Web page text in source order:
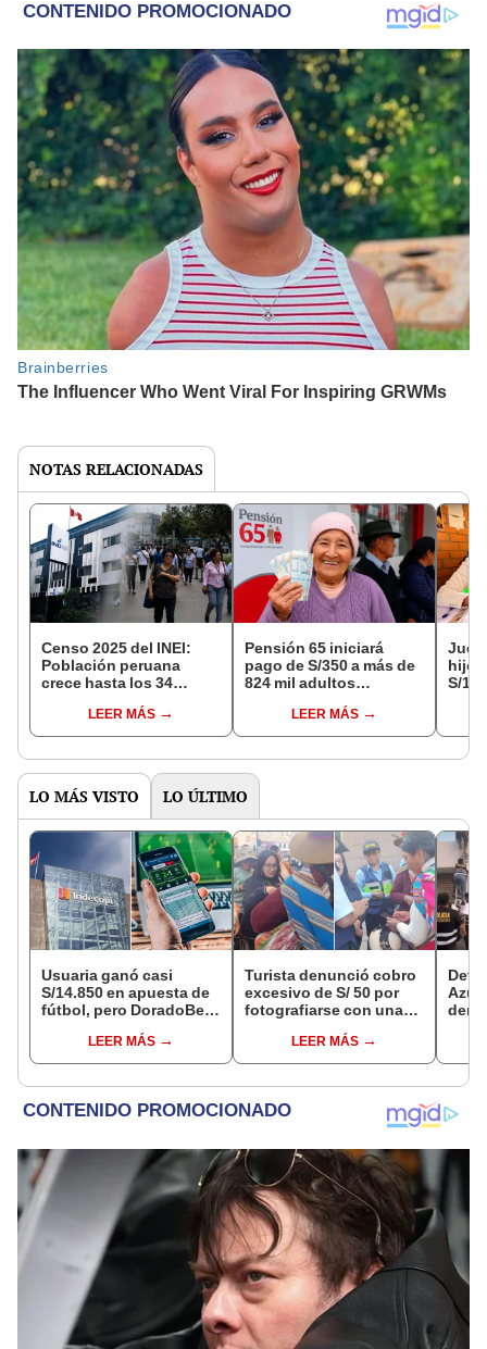
NOTAS RELACIONADAS
Censo 2025 del INEI:
Población peruana
crece hasta los 34
mientras disminuye el
grupo menor de 15 años
LEER MÁS
Pensión 65 iniciará
pago de S/350 a más de
824 mil adultos
las fechas y cómo
verificar si eres
LEER MÁS
hijos
S/
LO MÁS VISTO LO ÚLTIMO
Usuaria ganó casi
S/14.850 en apuesta de
fútbol, pero DoradoBet
Indecopi multó a la
empresa con más de S/
LEER MÁS
Turista denunció cobro
excesivo de S/ 50 por
fotografiarse con una
Serenazgo recuperó el
dinero
LEER MÁS
Azul